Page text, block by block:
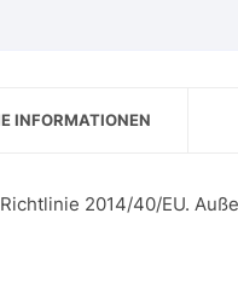
INFORMATIONEN
2014/40/EU.